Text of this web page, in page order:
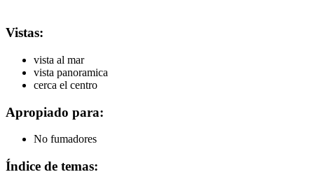
Vistas:
vista al mar
vista panoramica
cerca el centro
Apropiado para:
No fumadores
Índice de temas: